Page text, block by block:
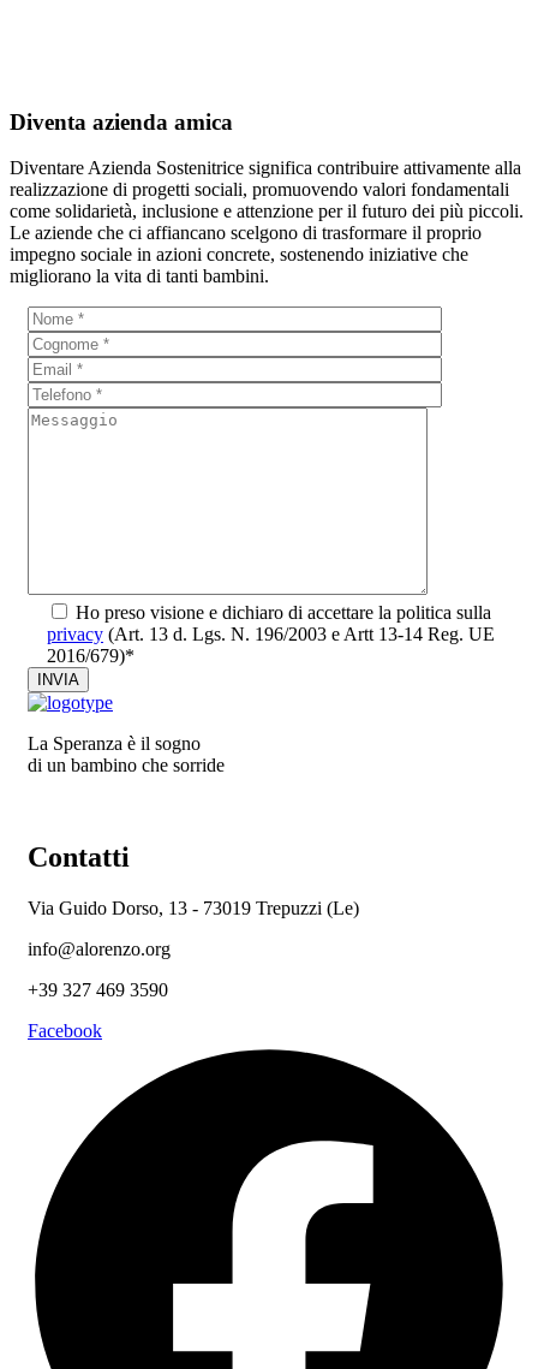
Diventa azienda amica
Diventare Azienda Sostenitrice significa contribuire attivamente alla
realizzazione di progetti sociali, promuovendo valori fondamentali
come solidarietà, inclusione e attenzione per il futuro dei più piccoli.
Le aziende che ci affiancano scelgono di trasformare il proprio
impegno sociale in azioni concrete, sostenendo iniziative che
migliorano la vita di tanti bambini.
Ho preso visione e dichiaro di accettare la politica sulla
privacy (Art. 13 d. Lgs. N. 196/2003 e Artt 13-14 Reg. UE
2016/679)*
La Speranza è il sogno
di un bambino che sorride
Contatti
Via Guido Dorso, 13 - 73019 Trepuzzi (Le)
info@alorenzo.org
+39 327 469 3590
Facebook